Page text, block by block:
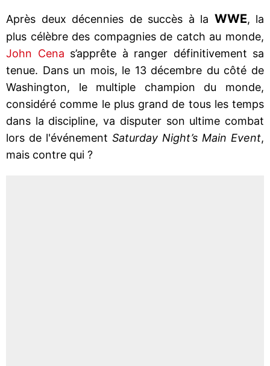
Après deux décennies de succès à la WWE, la
plus célèbre des compagnies de catch au monde,
John Cena s’apprête à ranger définitivement sa
tenue. Dans un mois, le 13 décembre du côté de
Washington, le multiple champion du monde,
considéré comme le plus grand de tous les temps
dans la discipline, va disputer son ultime combat
lors de l'événement Saturday Night’s Main Event,
mais contre qui ?